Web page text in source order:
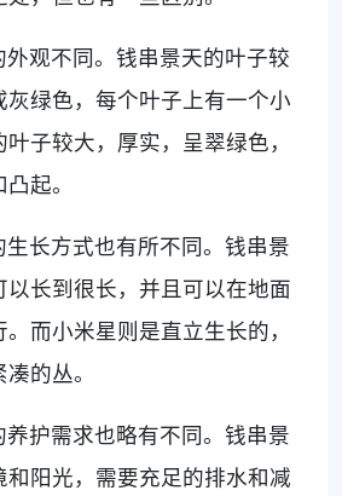
观不同。钱串景天的叶子较
绿色，每个叶子上有一个小
子较大，厚实，呈翠绿色，
起。
长方式也有所不同。钱串景
长到很长，并且可以在地面
而小米星则是直立生长的，
的丛。
护需求也略有不同。钱串景
阳光，需要充足的排水和减